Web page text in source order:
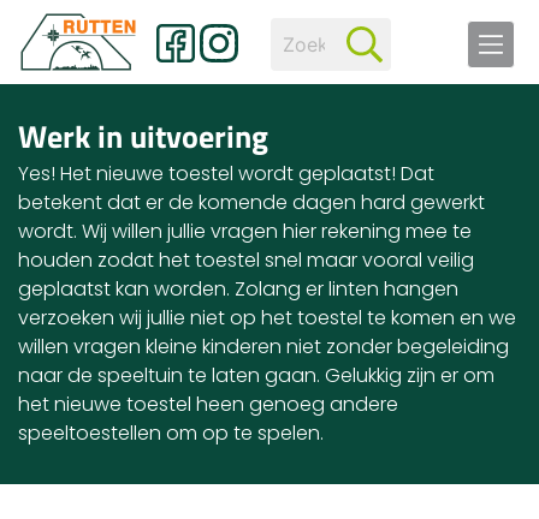
Werk in uitvoering
Yes! Het nieuwe toestel wordt geplaatst! Dat
betekent dat er de komende dagen hard gewerkt
wordt. Wij willen jullie vragen hier rekening mee te
houden zodat het toestel snel maar vooral veilig
geplaatst kan worden. Zolang er linten hangen
verzoeken wij jullie niet op het toestel te komen en we
willen vragen kleine kinderen niet zonder begeleiding
naar de speeltuin te laten gaan. Gelukkig zijn er om
het nieuwe toestel heen genoeg andere
speeltoestellen om op te spelen.